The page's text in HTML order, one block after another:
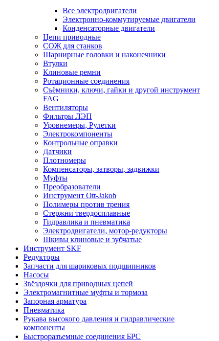
Все электродвигатели
Электронно-коммутируемые двигатели
Конденсаторные двигатели
Цепи приводные
СОЖ для станков
Шарнирные головки и наконечники
Втулки
Клиновые ремни
Ротационные соединения
Съёмники, ключи, гайки и другой инструмент
FAG
Вентиляторы
Фильтры ЛЭП
Уровнемеры, Рулетки
Электрокомпоненты
Контрольные оправки
Датчики
Плотномеры
Компенсаторы, затворы, задвижки
Муфты
Преобразователи
Инструмент Ott-Jakob
Полимеры против трения
Стержни твердосплавные
Гидравлика и пневматика
Электродвигатели, мотор-редукторы
Шкивы клиновые и зубчатые
Инструмент SKF
Редукторы
Запчасти для шариковых подшипников
Насосы
Звёздочки для приводных цепей
Электромагнитные муфты и тормоза
Запорная арматура
Пневматика
Рукава высокого давления и гидравлические
компоненты
Быстроразъемные соединения БРС